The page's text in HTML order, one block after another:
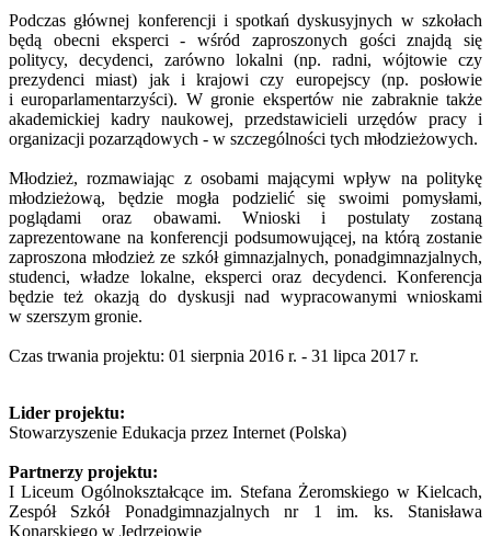
Podczas głównej konferencji i spotkań dyskusyjnych w szkołach
będą obecni eksperci - wśród zaproszonych gości znajdą się
politycy, decydenci, zarówno lokalni (np. radni, wójtowie czy
prezydenci miast) jak i krajowi czy europejscy (np. posłowie
i europarlamentarzyści). W gronie ekspertów nie zabraknie także
akademickiej kadry naukowej, przedstawicieli urzędów pracy i
organizacji pozarządowych - w szczególności tych młodzieżowych.
Młodzież, rozmawiając z osobami mającymi wpływ na politykę
młodzieżową, będzie mogła podzielić się swoimi pomysłami,
poglądami oraz obawami. Wnioski i postulaty zostaną
zaprezentowane na konferencji podsumowującej, na którą zostanie
zaproszona młodzież ze szkół gimnazjalnych, ponadgimnazjalnych,
studenci, władze lokalne, eksperci oraz decydenci. Konferencja
będzie też okazją do dyskusji nad wypracowanymi wnioskami
w szerszym gronie.
Czas trwania projektu: 01 sierpnia 2016 r. - 31 lipca 2017 r.
Lider projektu:
Stowarzyszenie Edukacja przez Internet (Polska)
Partnerzy projektu:
I Liceum Ogólnokształcące im. Stefana Żeromskiego w Kielcach,
Zespół Szkół Ponadgimnazjalnych nr 1 im. ks. Stanisława
Konarskiego w Jędrzejowie